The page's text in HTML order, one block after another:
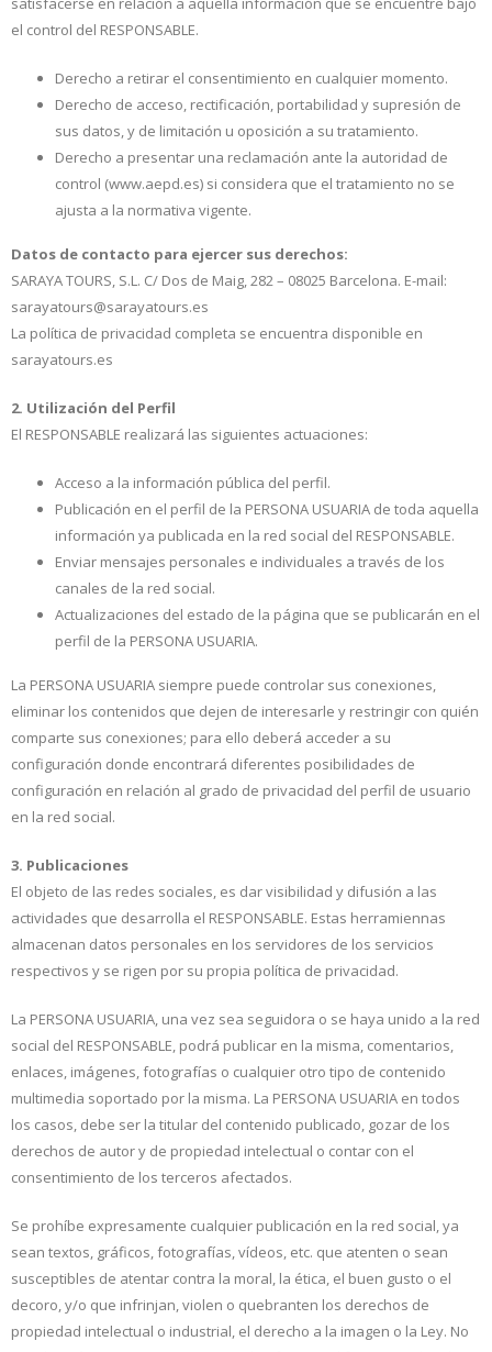
el control del RESPONSABLE.
Derecho a retirar el consentimiento en cualquier momento.
Derecho de acceso, rectificación, portabilidad y supresión de
sus datos, y de limitación u oposición a su tratamiento.
Derecho a presentar una reclamación ante la autoridad de
control (www.aepd.es) si considera que el tratamiento no se
ajusta a la normativa vigente.
Datos de contacto para ejercer sus derechos:
SARAYA TOURS, S.L. C/ Dos de Maig, 282 – 08025 Barcelona. E-mail:
sarayatours@sarayatours.es
La política de privacidad completa se encuentra disponible en
sarayatours.es
2. Utilización del Perfil
El RESPONSABLE realizará las siguientes actuaciones:
Acceso a la información pública del perfil.
Publicación en el perfil de la PERSONA USUARIA de toda aquella
información ya publicada en la red social del RESPONSABLE.
Enviar mensajes personales e individuales a través de los
canales de la red social.
Actualizaciones del estado de la página que se publicarán en el
perfil de la PERSONA USUARIA.
La PERSONA USUARIA siempre puede controlar sus conexiones,
eliminar los contenidos que dejen de interesarle y restringir con quién
comparte sus conexiones; para ello deberá acceder a su
configuración donde encontrará diferentes posibilidades de
configuración en relación al grado de privacidad del perfil de usuario
en la red social.
3. Publicaciones
El objeto de las redes sociales, es dar visibilidad y difusión a las
actividades que desarrolla el RESPONSABLE. Estas herramiennas
almacenan datos personales en los servidores de los servicios
respectivos y se rigen por su propia política de privacidad.
La PERSONA USUARIA, una vez sea seguidora o se haya unido a la red
social del RESPONSABLE, podrá publicar en la misma, comentarios,
enlaces, imágenes, fotografías o cualquier otro tipo de contenido
multimedia soportado por la misma. La PERSONA USUARIA en todos
los casos, debe ser la titular del contenido publicado, gozar de los
derechos de autor y de propiedad intelectual o contar con el
consentimiento de los terceros afectados.
Se prohíbe expresamente cualquier publicación en la red social, ya
sean textos, gráficos, fotografías, vídeos, etc. que atenten o sean
susceptibles de atentar contra la moral, la ética, el buen gusto o el
decoro, y/o que infrinjan, violen o quebranten los derechos de
propiedad intelectual o industrial, el derecho a la imagen o la Ley. No